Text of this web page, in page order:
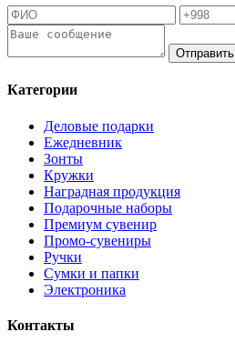
Отправить
Категории
Деловые подарки
Ежедневник
Зонты
Кружки
Наградная продукция
Подарочные наборы
Премиум сувенир
Промо-сувениры
Ручки
Сумки и папки
Электроника
Контакты